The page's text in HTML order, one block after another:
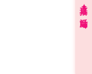
直播✦活動